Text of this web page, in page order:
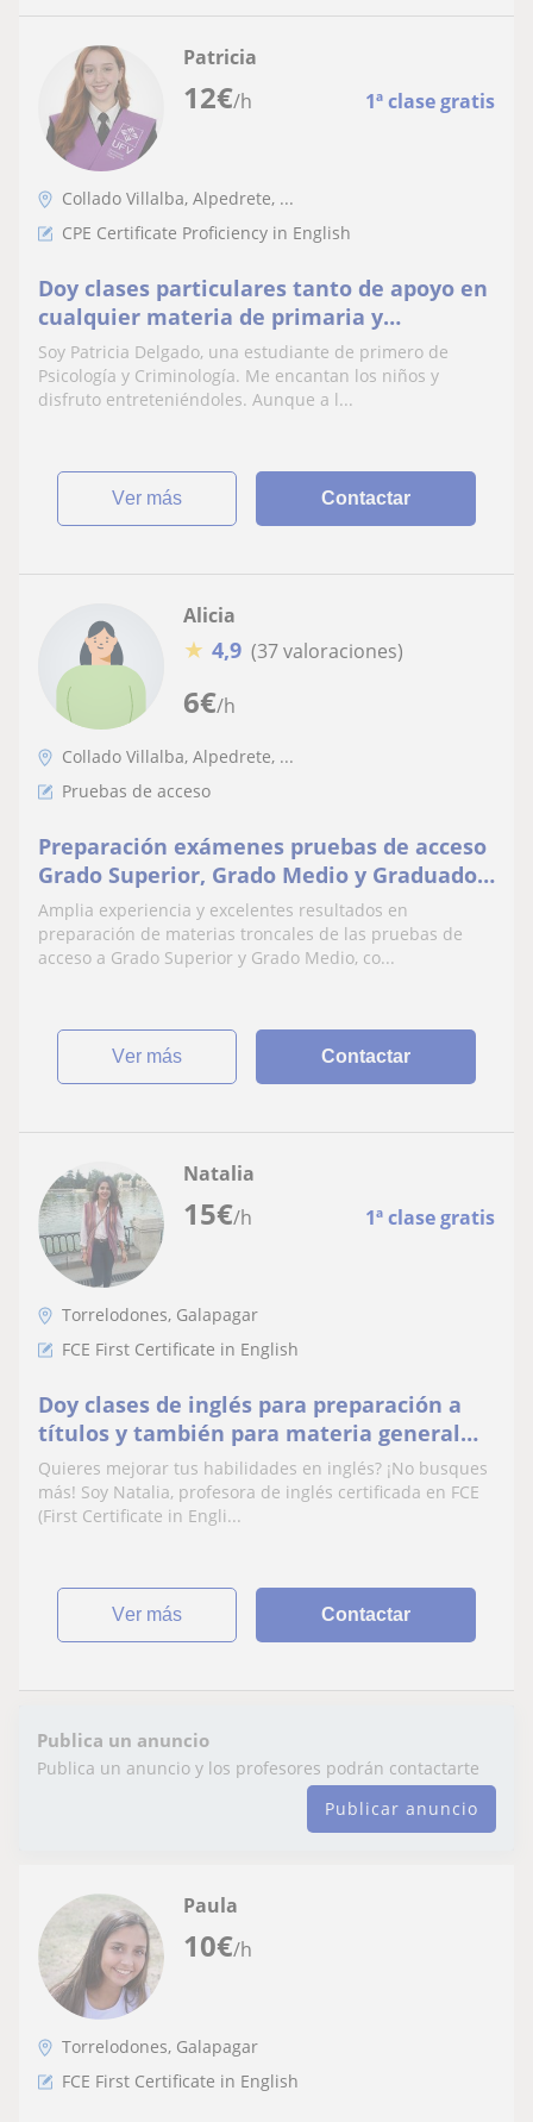
12€/h 1ª clase gratis
Patricia
Collado Villalba, Alpedrete, ...
CPE Certificate Proficiency in English
Doy clases particulares tanto de apoyo en
cualquier materia de primaria y
secundario o de ingles (tengo un C2)
Soy Patricia Delgado, una estudiante de primero de
Psicología y Criminología. Me encantan los niños y
disfruto entreteniéndoles. Aunque a l...
ver más Contactar
6€/h
Alicia
★ 4,9 (37 valoraciones)
Collado Villalba, Alpedrete, ...
Pruebas de acceso
Preparación exámenes pruebas de acceso
Grado Superior, Grado Medio y Graduado
Escolar
Amplia experiencia y excelentes resultados en
preparación de materias troncales de las pruebas de
acceso a Grado Superior y Grado Medio, co...
ver más Contactar
15€/h 1ª clase gratis
Natalia
Torrelodones, Galapagar
FCE First Certificate in English
Doy clases de inglés para preparación a
títulos y también para materia general
desde primaria hasta bachillerato. Online
y presenciales
Quieres mejorar tus habilidades en inglés? ¡No busques
más! Soy Natalia, profesora de inglés certificada en FCE
(First Certificate in Engli...
ver más Contactar
Publica un anuncio
Publica un anuncio y los profesores podrán contactarte
Publicar anuncio
10€/h
Paula
Torrelodones, Galapagar
FCE First Certificate in English